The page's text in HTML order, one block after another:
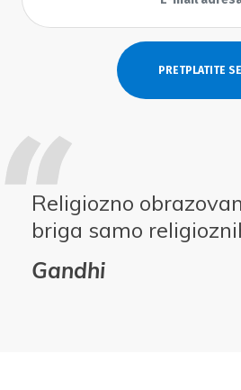
Religiozno
briga samo
Gandhi